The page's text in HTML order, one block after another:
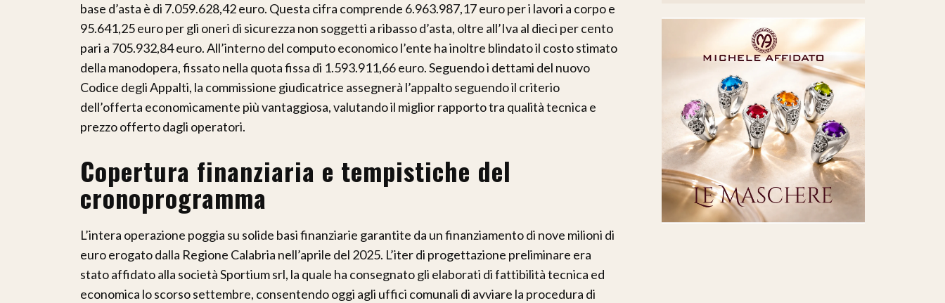
base d’asta è di 7.059.628,42 euro. Questa cifra comprende 6.963.987,17 euro per i lavori a corpo e
95.641,25 euro per gli oneri di sicurezza non soggetti a ribasso d’asta, oltre all’Iva al dieci per cento
pari a 705.932,84 euro. All’interno del computo economico l’ente ha inoltre blindato il costo stimato
della manodopera, fissato nella quota fissa di 1.593.911,66 euro. Seguendo i dettami del nuovo
Codice degli Appalti, la commissione giudicatrice assegnerà l’appalto seguendo il criterio
dell’offerta economicamente più vantaggiosa, valutando il miglior rapporto tra qualità tecnica e
prezzo offerto dagli operatori.
Copertura finanziaria e tempistiche del
cronoprogramma
L’intera operazione poggia su solide basi finanziarie garantite da un finanziamento di nove milioni di
euro erogato dalla Regione Calabria nell’aprile del 2025. L’iter di progettazione preliminare era
stato affidato alla società Sportium srl, la quale ha consegnato gli elaborati di fattibilità tecnica ed
economica lo scorso settembre, consentendo oggi agli uffici comunali di avviare la procedura di